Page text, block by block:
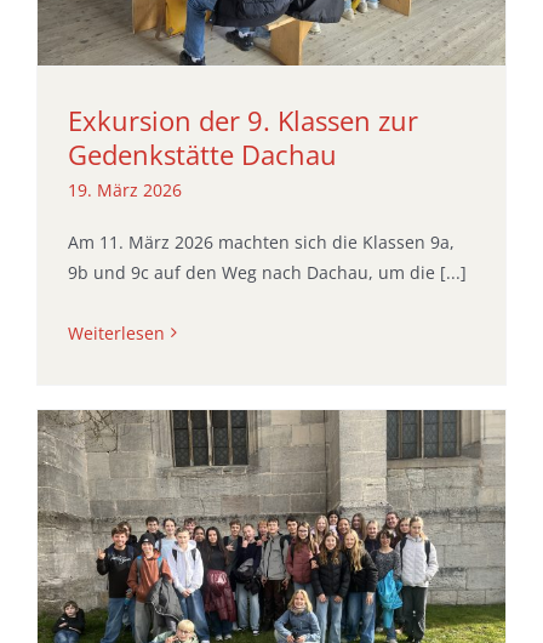
Exkursion der 9. Klassen zur
Gedenkstätte Dachau
19. März 2026
Am 11. März 2026 machten sich die Klassen 9a,
9b und 9c auf den Weg nach Dachau, um die [...]
Weiterlesen